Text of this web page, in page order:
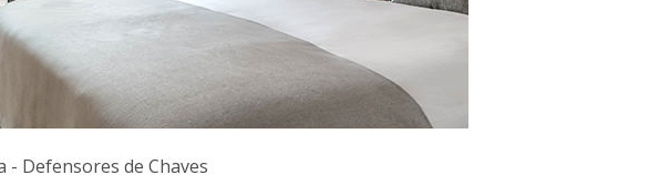
- Defensores de Chaves